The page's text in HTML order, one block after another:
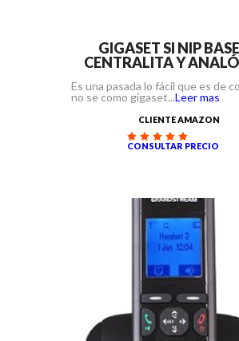
GIGASET SI NIP
CENTRALITA Y
Es una pasada lo fácil que es de
no se como gigaset...Leer mas
CLIENTE AMAZON
CONSULTAR PRECIO